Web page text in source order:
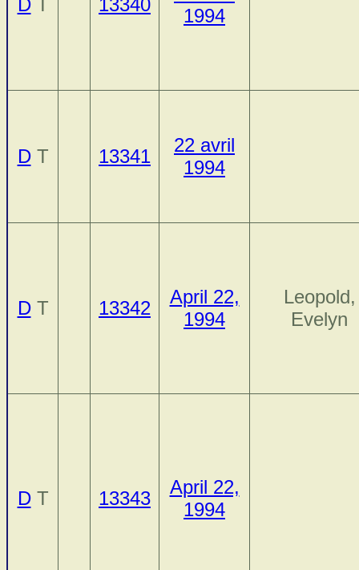
1994
DT 13341
22 avril
1994
DT 13342
April 22,
1994
Leopold,
Evelyn
DT 13343
April 22,
1994